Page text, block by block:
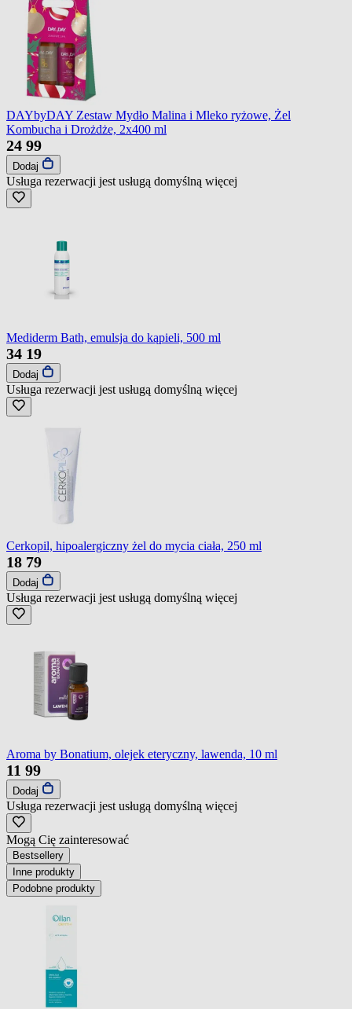
DAYbyDAY Zestaw Mydło Malina i Mleko ryżowe, Żel
Kombucha i Drożdże, 2x400 ml
24 99
Dodaj
Usługa rezerwacji jest usługą domyślną więcej
Mediderm Bath, emulsja do kąpieli, 500 ml
34 19
Dodaj
Usługa rezerwacji jest usługą domyślną więcej
Cerkopil, hipoalergiczny żel do mycia ciała, 250 ml
18 79
Dodaj
Usługa rezerwacji jest usługą domyślną więcej
Aroma by Bonatium, olejek eteryczny, lawenda, 10 ml
11 99
Dodaj
Usługa rezerwacji jest usługą domyślną więcej
Mogą Cię zainteresować
Bestsellery
Inne produkty
Podobne produkty